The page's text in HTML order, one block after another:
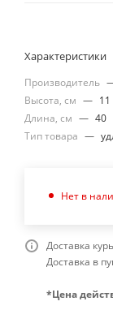
Характеристики
Производитель
Высота, см — 11
Длина, см — 40
Тип товара —
Нет в
Доставка
Доставка в
*Цена